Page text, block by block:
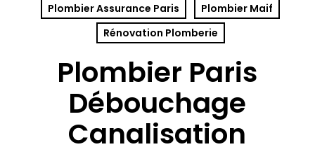
Plombier Assurance Paris
Plombier Maif
Rénovation Plomberie
Plombier Paris
Débouchage
Canalisation